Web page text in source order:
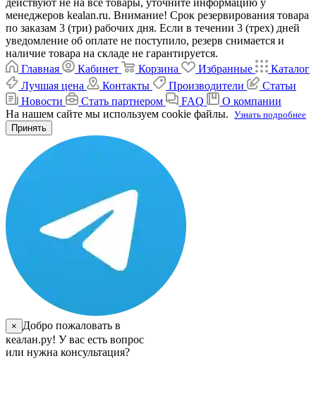
действуют не на все товары, уточните информацию у
менеджеров kealan.ru. Внимание! Срок резервирования товара
по заказам 3 (три) рабочих дня. Если в течении 3 (трех) дней
уведомление об оплате не поступило, резерв снимается и
наличие товара на складе не гарантируется.
Главная
Кабинет Корзина Избранные
Каталог
Лучшая цена
Контакты Производители
Статьи
Новости
Стать партнером FAQ
О компании
На нашем сайте мы используем cookie файлы. Узнать подробнее
Принять
×
Добро пожаловать в
кеалан.ру! У вас есть вопрос
или нужна консультация?